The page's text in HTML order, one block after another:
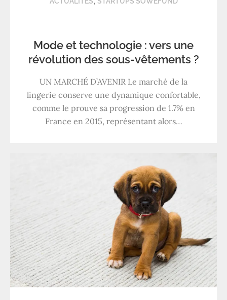
Mode et technologie : vers une
révolution des sous-vêtements ?
UN MARCHÉ D’AVENIR Le marché de la
lingerie conserve une dynamique confortable,
comme le prouve sa progression de 1.7% en
France en 2015, représentant alors…